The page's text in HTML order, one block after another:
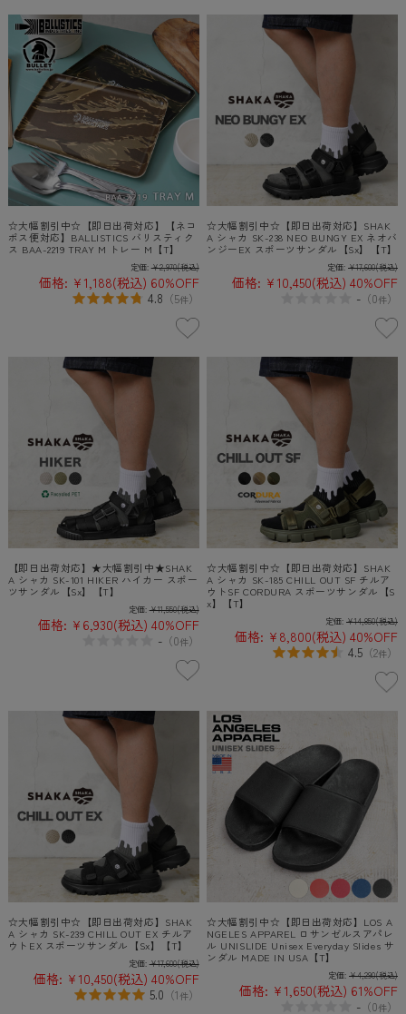
☆大幅割引中☆【即日出荷対応】【ネコ
ポス便対応】BALLISTICS バリスティク
ス BAA-2219 TRAY M トレー M【T】
定価: ¥2,970(税込)
価格: ¥1,188(税込) 60%OFF
4.8 （5件）
☆大幅割引中☆【即日出荷対応】SHAK
A シャカ SK-238 NEO BUNGY EX ネオバ
ンジーEX スポーツサンダル【Sx】【T】
定価: ¥17,600(税込)
価格: ¥10,450(税込) 40%OFF
- （0件）
【即日出荷対応】★大幅割引中★SHAK
A シャカ SK-101 HIKER ハイカー スポー
ツサンダル【Sx】【T】
定価: ¥11,550(税込)
価格: ¥6,930(税込) 40%OFF
-（0件）
☆大幅割引中☆【即日出荷対応】SHAK
A シャカ SK-185 CHILL OUT SF チルア
ウトSF CORDURA スポーツサンダル【S
x】【T】
定価: ¥14,850(税込)
価格: ¥8,800(税込) 40%OFF
4.5 （2件）
☆大幅割引中☆【即日出荷対応】SHAK
A シャカ SK-239 CHILL OUT EX チルア
ウトEX スポーツサンダル【Sx】【T】
定価: ¥17,600(税込)
価格: ¥10,450(税込) 40%OFF
5.0 （1件）
☆大幅割引中☆【即日出荷対応】LOS A
NGELES APPAREL ロサンゼルスアパレ
ル UNISLIDE Unisex Everyday Slides サ
ンダル MADE IN USA【T】
定価: ¥4,290(税込)
価格: ¥1,650(税込) 61%OFF
- （0件）